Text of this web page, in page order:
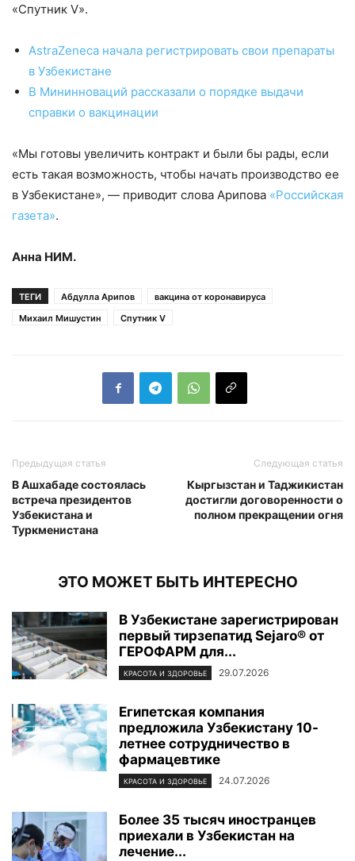
«Спутник V».
AstraZeneca начала регистрировать свои препараты
в Узбекистане
В Мининноваций рассказали о порядке выдачи
справки о вакцинации
«Мы готовы увеличить контракт и были бы рады, если
есть такая возможность, чтобы начать производство ее
в Узбекистане», — приводит слова Арипова «Российская
газета».
Анна НИМ.
ТЕГИ Абдулла Арипов
вакцина от коронавируса
Михаил Мишустин
Спутник V
Предыдущая статья
В Ашхабаде состоялась
встреча президентов
Узбекистана и
Туркменистана
Следующая статья
Кыргызстан и Таджикистан
достигли договоренности о
полном прекращении огня
ЭТО МОЖЕТ БЫТЬ ИНТЕРЕСНО
В Узбекистане зарегистрирован
первый тирзепатид Sejaro® от
ГЕРОФАРМ для...
КРАСОТА И ЗДОРОВЬЕ 29.07.2026
Египетская компания
предложила Узбекистану 10-
летнее сотрудничество в
фармацевтике
КРАСОТА И ЗДОРОВЬЕ 24.07.2026
Более 35 тысяч иностранцев
приехали в Узбекистан на
лечение...